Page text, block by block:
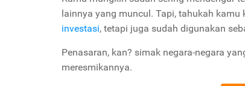
lainnya yang muncul. Tapi, tahukah
investasi, tetapi juga sudah digunakan
Penasaran, kan? simak negara-negara
meresmikannya.